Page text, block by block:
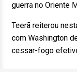
guerra no Oriente
Teerã reiterou
com Washington
cessar-fogo